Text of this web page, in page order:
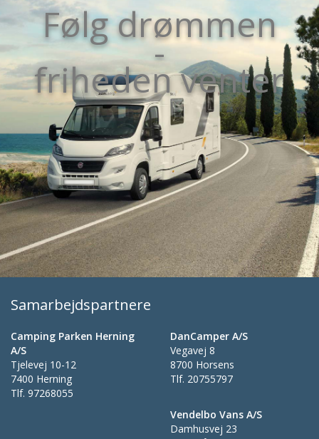
Følg drømmen
-
friheden venter
Samarbejdspartnere
Camping Parken Herning
A/S
Tjelevej 10-12
7400 Herning
Tlf. 97268055
DanCamper A/S
Vegavej 8
8700 Horsens
Tlf. 20755797
Vendelbo Vans A/S
Damhusvej 23